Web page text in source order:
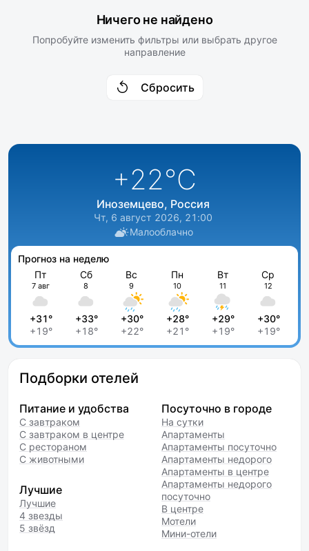
Ничего не найдено
Попробуйте изменить фильтры или выбрать другое
направление
Сбросить
+22°C
Иноземцево, Россия
Чт, 6 август 2026, 21:00
Малооблачно
Прогноз на неделю
Пт
7 авг
+31°
+19°
Сб
8
+33°
+18°
Вс
9
+30°
+22°
Пн
10
+28°
+21°
Вт
11
+29°
+19°
Ср
12
+30°
+19°
Подборки отелей
Питание и удобства
С завтраком
С завтраком в центре
С рестораном
С животными
Лучшие
Лучшие
4 звезды
5 звёзд
Посуточно в городе
На сутки
Апартаменты
Апартаменты посуточно
Апартаменты недорого
Апартаменты в центре
Апартаменты недорого
посуточно
В центре
Мотели
Мини-отели